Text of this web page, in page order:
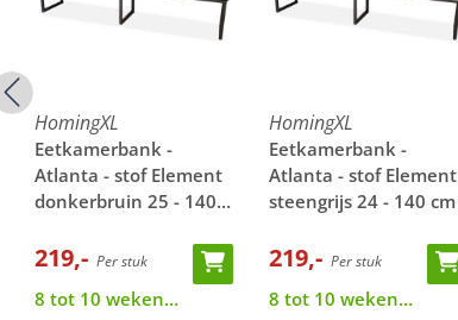
HomingXL
Eetkamerbank -
Atlanta - stof Element
donkerbruin 25 - 140
219,- Per stuk
8 tot 10 weken
HomingXL
Eetkamerbank -
Atlanta - stof Element
steengrijs 24 - 140 cm
219,- Per stuk
8 tot 10 weken